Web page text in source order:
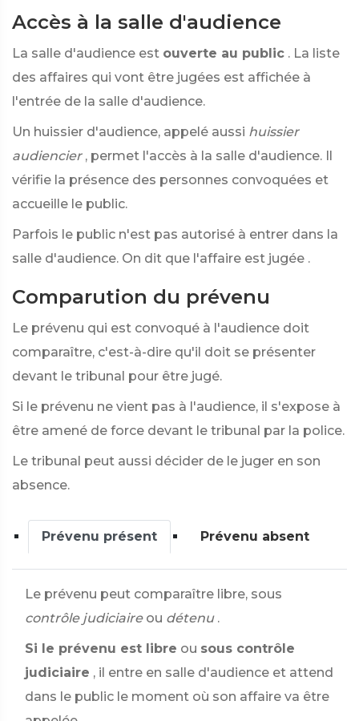
Accès à la salle d'audience
La salle d'audience est ouverte au public . La liste
des affaires qui vont être jugées est affichée à
l'entrée de la salle d'audience.
Un huissier d'audience, appelé aussi huissier
audiencier , permet l'accès à la salle d'audience. Il
vérifie la présence des personnes convoquées et
accueille le public.
Parfois le public n'est pas autorisé à entrer dans la
salle d'audience. On dit que l'affaire est jugée .
Comparution du prévenu
Le prévenu qui est convoqué à l'audience doit
comparaître, c'est-à-dire qu'il doit se présenter
devant le tribunal pour être jugé.
Si le prévenu ne vient pas à l'audience, il s'expose à
être amené de force devant le tribunal par la police.
Le tribunal peut aussi décider de le juger en son
absence.
Prévenu présent Prévenu absent
Le prévenu peut comparaître libre, sous
contrôle judiciaire ou détenu .
Si le prévenu est libre ou sous contrôle
judiciaire , il entre en salle d'audience et attend
dans le public le moment où son affaire va être